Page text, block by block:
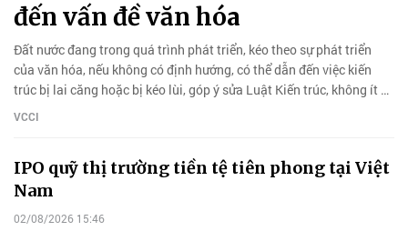
đến vấn đề văn hóa
Đất nước đang trong quá trình phát triển, kéo theo sự phát triển
của văn hóa, nếu không có định hướng, có thể dẫn đến việc kiến
trúc bị lai căng hoặc bị kéo lùi, góp ý sửa Luật Kiến trúc, không ít ý
kiến đề nghị, cần chú ý đến vấn đề văn hóa.
VCCI
IPO quỹ thị trường tiền tệ tiên phong tại Việt
Nam
02/08/2026 15:46